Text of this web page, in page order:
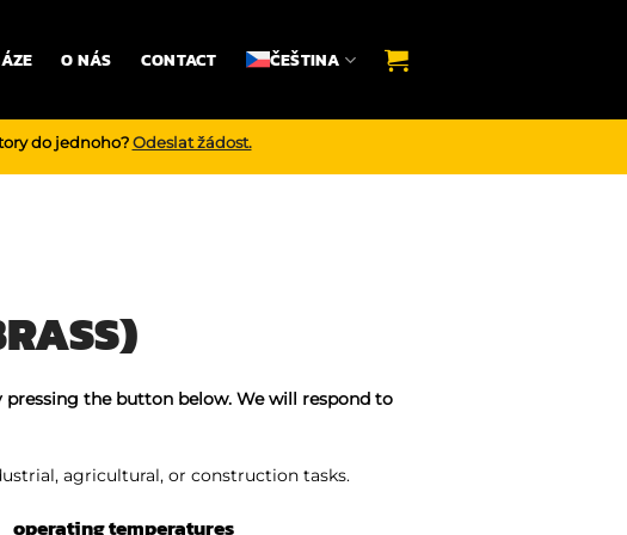
O NÁS CONTACT ČEŠTINA
do jednoho? Odeslat žádost.
the button below. We will respond to
agricultural, or construction tasks.
operating temperatures